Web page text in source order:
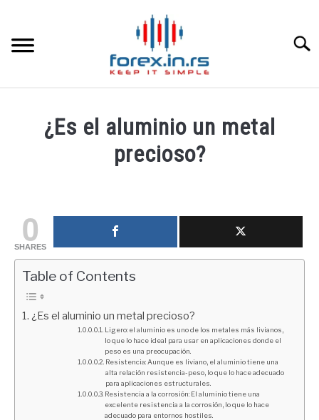
content
LA INVERSIÓN
¿Es el aluminio un metal
precioso?
in
Corredores,Educación
financiera
0
SHARES
Table of Contents
¿Es el aluminio un metal precioso?
Ligero: el aluminio es uno de los metales más livianos,
lo que lo hace ideal para usar en aplicaciones donde el
peso es una preocupación.
Resistencia: Aunque es liviano, el aluminio tiene una
alta relación resistencia-peso, lo que lo hace adecuado
para aplicaciones estructurales.
Resistencia a la corrosión: El aluminio tiene una
excelente resistencia a la corrosión, lo que lo hace
adecuado para entornos hostiles.